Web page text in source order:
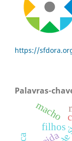
https://
Palavras-
filhos
macho